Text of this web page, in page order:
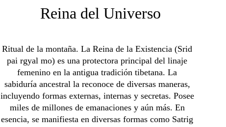
Reina del Universo
Ritual de la montaña. La Reina de la Existencia (Srid
pai rgyal mo) es una protectora principal del linaje
femenino en la antigua tradición tibetana. La
sabiduría ancestral la reconoce de diversas maneras,
incluyendo formas externas, internas y secretas. Posee
miles de millones de emanaciones y aún más. En
esencia, se manifiesta en diversas formas como Satrig